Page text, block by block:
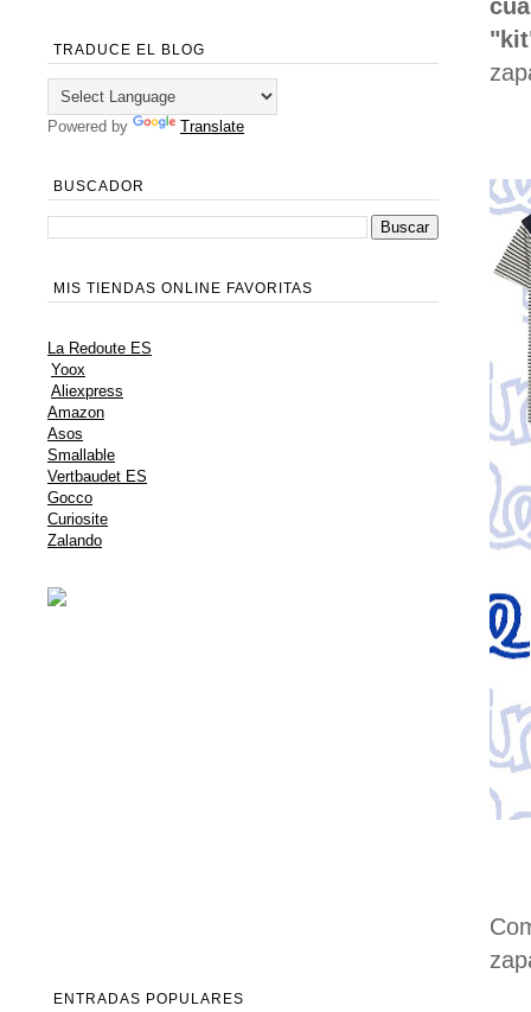
TRADUCE EL BLOG
Powered by Translate
BUSCADOR
MIS TIENDAS ONLINE FAVORITAS
La Redoute ES
Yoox
Aliexpress
Amazon
Asos
Smallable
Vertbaudet ES
Gocco
Curiosite
Zalando
ENTRADAS POPULARES